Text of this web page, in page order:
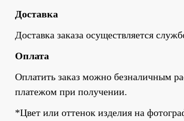
Доставка
Доставка заказа осуществляется
Оплата
Оплатить заказ можно безналичным
платежом при получении.
*Цвет или оттенок изделия на